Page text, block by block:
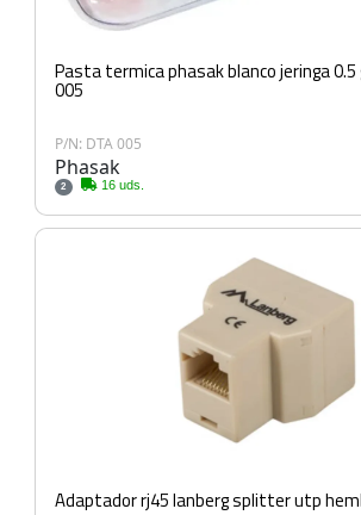
Pasta termica phasak blanco jeringa
005
P/N: DTA 005
Phasak
2 16 uds.
Adaptador rj45 lanberg splitter utp